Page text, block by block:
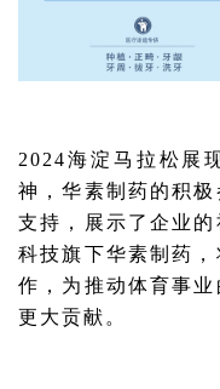
2024海淀马拉松展
神，华素制药的积
支持，展示了企业
科技旗下华素制药
作，为推动体育事
更大贡献。